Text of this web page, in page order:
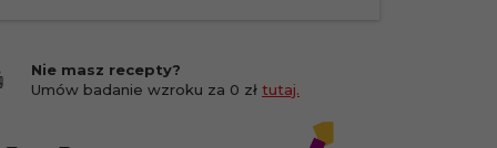
Nie masz recepty?
Umów badanie wzroku za 0 zł tutaj.